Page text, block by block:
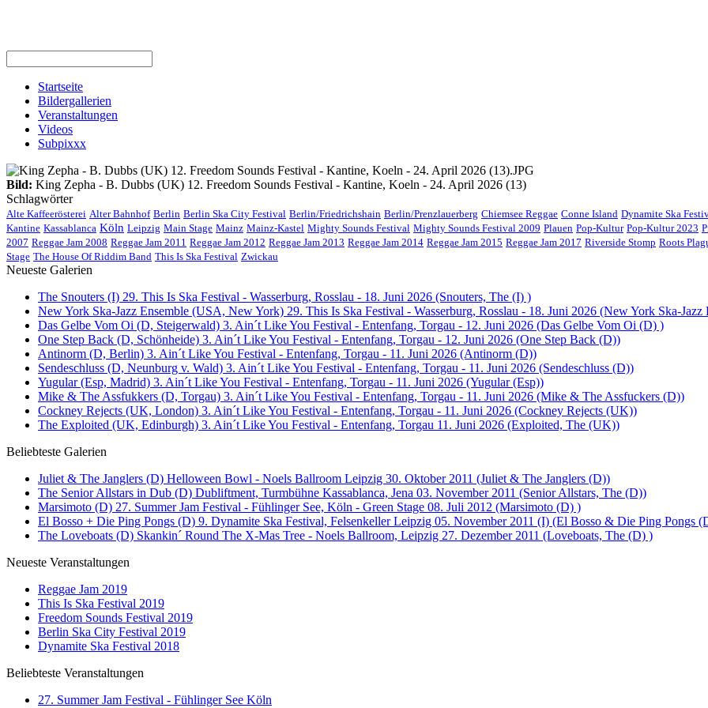
Startseite
Bildergallerien
Veranstaltungen
Videos
Subpixxx
Bild: King Zepha - B. Dubbs (UK) 12. Freedom Sounds Festival - Kantine, Koeln - 24. April 2026 (13)
Schlagwörter
Alte Kaffeerösterei Alter Bahnhof Berlin Berlin Ska City Festival Berlin/Friedrichshain Berlin/Prenzlauerberg Chiemsee Reggae Conne Island Dynamite Ska
Kantine Kassablanca Köln Leipzig Main Stage Mainz Mainz-Kastel Mighty Sounds Festival Mighty Sounds Festival 2009 Plauen Pop-Kultur Pop-Kultur 2023
2007 Reggae Jam 2008 Reggae Jam 2011 Reggae Jam 2012 Reggae Jam 2013 Reggae Jam 2014 Reggae Jam 2015 Reggae Jam 2017 Riverside Stomp Roots
Stage The House Of Riddim Band This Is Ska Festival Zwickau
Neueste Galerien
The Snouters (I) 29. This Is Ska Festival - Wasserburg, Rosslau - 18. Juni 2026 (Snouters, The (I) )
New York Ska-Jazz Ensemble (USA, New York) 29. This Is Ska Festival - Wasserburg, Rosslau - 18. Juni 2026 (New York Ska-
Das Gelbe Vom Oi (D, Steigerwald) 3. Ain´t Like You Festival - Entenfang, Torgau - 12. Juni 2026 (Das Gelbe Vom Oi (D) )
One Step Back (D, Schönheide) 3. Ain´t Like You Festival - Entenfang, Torgau - 12. Juni 2026 (One Step Back (D))
Antinorm (D, Berlin) 3. Ain´t Like You Festival - Entenfang, Torgau - 11. Juni 2026 (Antinorm (D))
Sendeschluss (D, Neunburg v. Wald) 3. Ain´t Like You Festival - Entenfang, Torgau - 11. Juni 2026 (Sendeschluss (D))
Yugular (Esp, Madrid) 3. Ain´t Like You Festival - Entenfang, Torgau - 11. Juni 2026 (Yugular (Esp))
Mike & The Assfukkers (D, Torgau) 3. Ain´t Like You Festival - Entenfang, Torgau - 11. Juni 2026 (Mike & The Assfuckers (D))
Cockney Rejects (UK, London) 3. Ain´t Like You Festival - Entenfang, Torgau - 11. Juni 2026 (Cockney Rejects (UK))
The Exploited (UK, Edinburgh) 3. Ain´t Like You Festival - Entenfang, Torgau 11. Juni 2026 (Exploited, The (UK))
Beliebteste Galerien
Juliet & The Janglers (D) Helloween Bowl - Noels Ballroom Leipzig 30. Oktober 2011 (Juliet & The Janglers (D))
The Senior Allstars in Dub (D) Dubliftment, Turmbühne Kassablanca, Jena 03. November 2011 (Senior Allstars, The (D))
Marsimoto (D) 27. Summer Jam Festival - Fühlinger See, Köln - Green Stage 08. Juli 2012 (Marsimoto (D) )
El Bosso + Die Ping Pongs (D) 9. Dynamite Ska Festival, Felsenkeller Leipzig 05. November 2011 (I) (El Bosso & Die Ping Pongs
The Loveboats (D) Skankin´ Round The X-Mas Tree - Noels Ballroom, Leipzig 27. Dezember 2011 (Loveboats, The (D) )
Neueste Veranstaltungen
Reggae Jam 2019
This Is Ska Festival 2019
Freedom Sounds Festival 2019
Berlin Ska City Festival 2019
Dynamite Ska Festival 2018
Beliebteste Veranstaltungen
27. Summer Jam Festival - Fühlinger See Köln